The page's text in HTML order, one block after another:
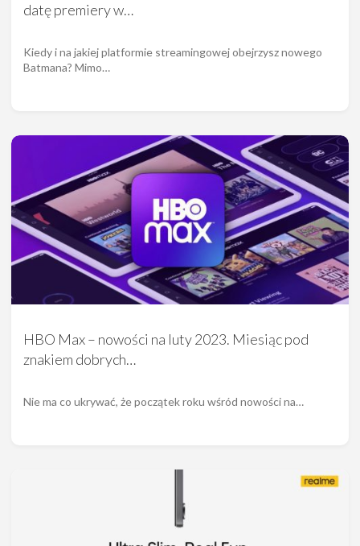
datę premiery w…
Kiedy i na jakiej platformie streamingowej obejrzysz nowego
Batmana? Mimo…
HBO Max – nowości na luty 2023. Miesiąc pod
znakiem dobrych…
Nie ma co ukrywać, że początek roku wśród nowości na…